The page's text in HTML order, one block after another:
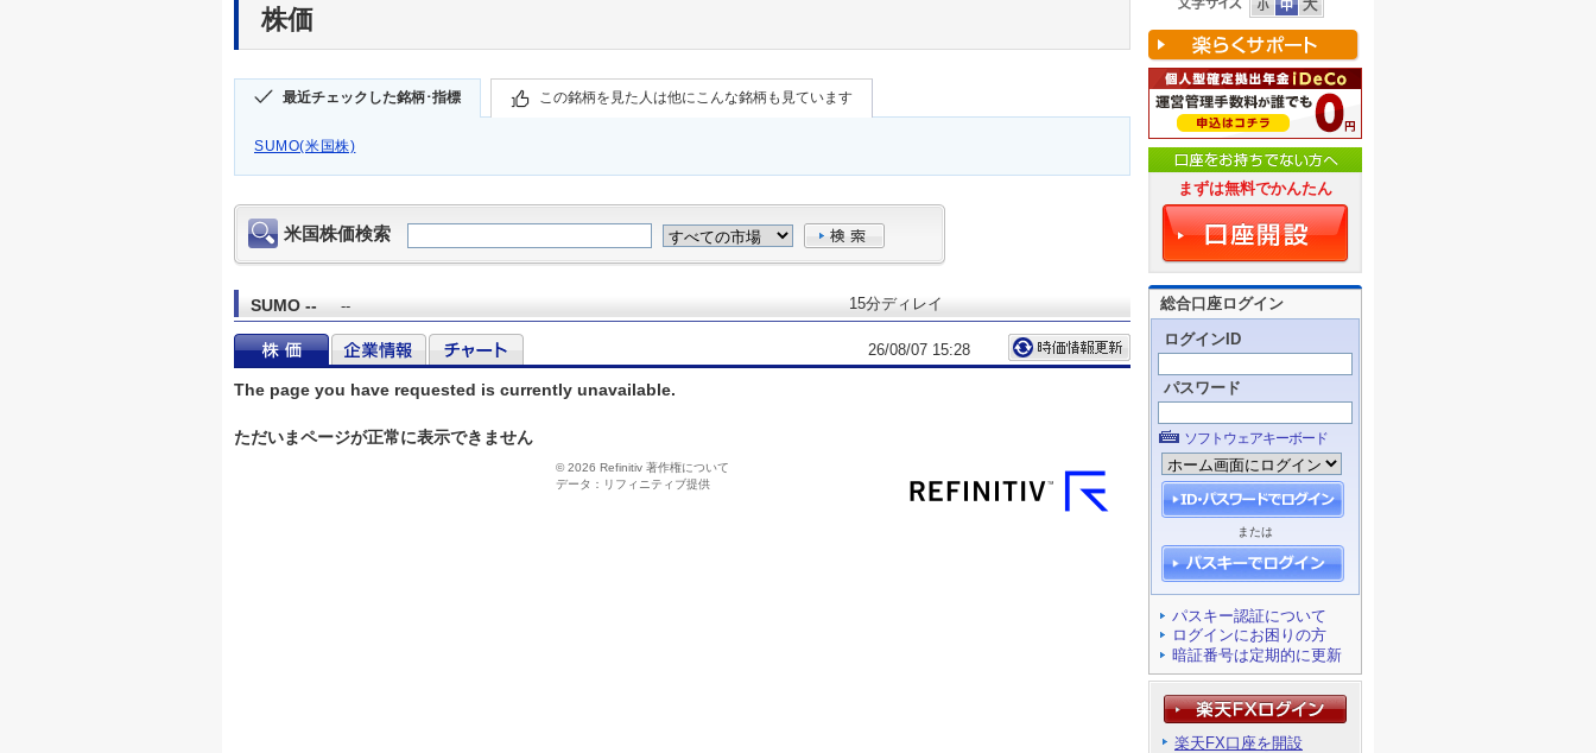
株価
最近チェックした銘柄･指標 この銘柄を見た人は他にこんな銘柄も見ています
SUMO(米国株)
まずは無料でかんたん
総合口座ログイン
ログインID
パスワード
ソフトウェアキーボード
または
パスキー認証について
ログインにお困りの方
暗証番号は定期的に更新
楽天FX口座を開設